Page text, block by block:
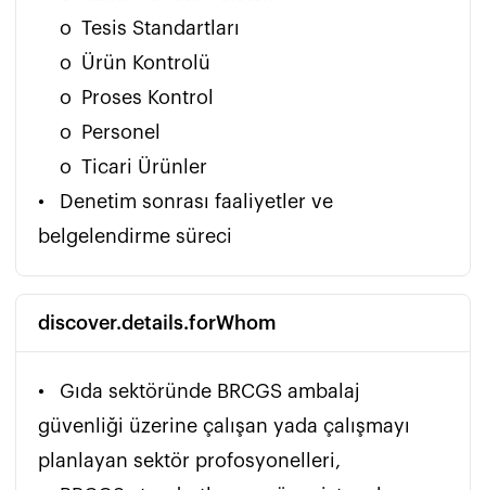
•	Denetim sonrası faaliyetler ve
belgelendirme süreci
discover.details.forWhom
•	Gıda sektöründe BRCGS ambalaj
güvenliği üzerine çalışan yada çalışmayı
planlayan sektör profosyonelleri,